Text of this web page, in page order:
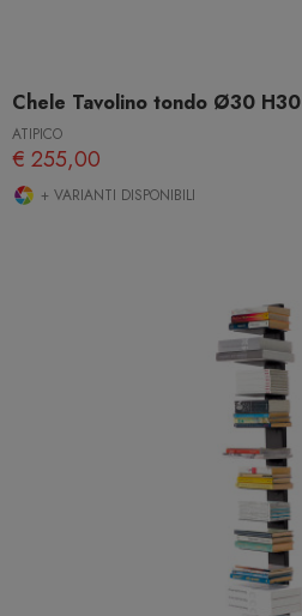
Chele Tavolino tondo Ø30 H30
ATIPICO
€ 255,00
+ VARIANTI DISPONIBILI